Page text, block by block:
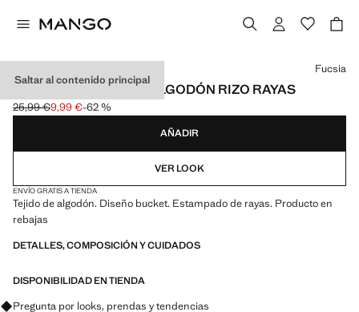
Saltar al contenido principal
SOMBRERO BUCKET ALGODÓN RIZO RAYAS
Precio inicial tachado [25,99 € ]
25,99 €
Precio actual [9,99 € ]
9,99 €-62 %
Selecciona un color
Fucsia
AÑADIR
VER LOOK
ENVÍO GRATIS A TIENDA
Tejido de algodón. Diseño bucket. Estampado de rayas. Producto en
rebajas
DETALLES, COMPOSICIÓN Y CUIDADOS
DISPONIBILIDAD EN TIENDA
Pregunta por looks, prendas y tendencias